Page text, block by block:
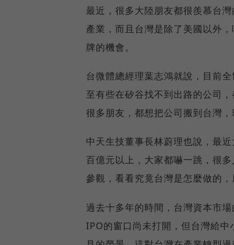
最近，很多大陸朋友都很羨慕台
產業，而且台灣是除了美國以外
牌的機會。
台微體總經理葉志鴻就說，目前
至有些在矽谷找不到出路的公司
很多朋友，都想把公司搬到台灣
中天生技董事長林蔚理也說，最
百億元以上，大家都嚇一跳，很
參觀，看看究竟台灣是怎麼做的
過去十多年的時間，台灣資本市
IPO的窗口尚未打開，但台灣給